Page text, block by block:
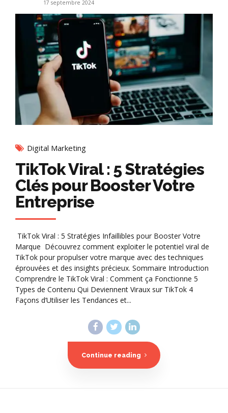
17 septembre 2024
Digital Marketing
TikTok Viral : 5 Stratégies
Clés pour Booster Votre
Entreprise
TikTok Viral : 5 Stratégies Infaillibles pour Booster Votre
Marque Découvrez comment exploiter le potentiel viral de
TikTok pour propulser votre marque avec des techniques
éprouvées et des insights précieux. Sommaire Introduction
Comprendre le TikTok Viral : Comment ça Fonctionne 5
Types de Contenu Qui Deviennent Viraux sur TikTok 4
Façons d’Utiliser les Tendances et...
Continue reading